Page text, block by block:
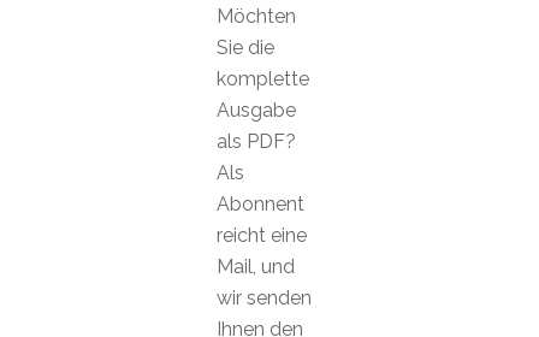
Möchten
Sie die
komplette
Ausgabe
als PDF?
Als
Abonnent
reicht eine
Mail, und
wir senden
Ihnen den